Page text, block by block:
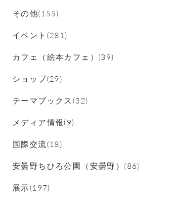
その他(155)
イベント(281)
カフェ（絵本カフェ）(39)
ショップ(29)
テーマブックス(32)
メディア情報(9)
国際交流(18)
安曇野ちひろ公園（安曇野）(86)
展示(197)